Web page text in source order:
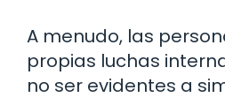
A menudo, las
propias luchas
no ser evidentes a